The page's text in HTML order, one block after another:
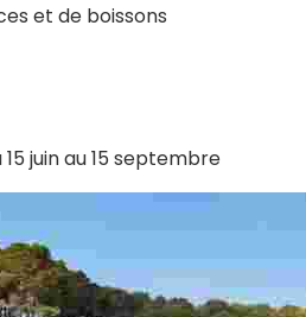
et de boissons
juin au 15 septembre